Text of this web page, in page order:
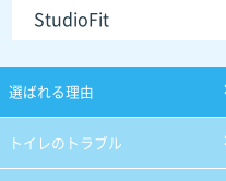
StudioFit
選ばれる理由
トイレのトラブル